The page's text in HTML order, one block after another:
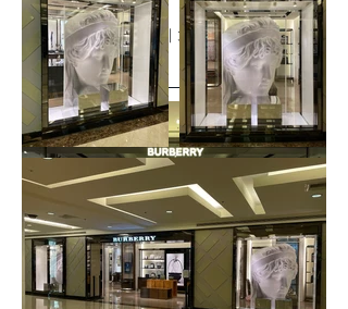
｜櫥窗陳列｜陳列佈置｜大圖輸出｜壓克力噴圖
輸出｜